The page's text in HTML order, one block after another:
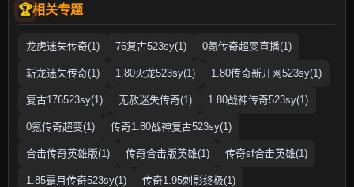
相关专题
龙虎迷失传奇(1) 76复古523sy(1) 0氪传奇超变直播(1)
斩龙迷失传奇(1) 1.80火龙523sy(1) 1.80传奇新开网523sy(1)
复古176523sy(1) 无赦迷失传奇(1) 1.80战神传奇523sy(1)
0氪传奇超变(1) 传奇1.80战神复古523sy(1)
合击传奇英雄版(1) 传奇合击版英雄(1) 传奇sf合击英雄(1)
1.85霸月传奇523sy(1) 传奇1.95刺影终极(1)